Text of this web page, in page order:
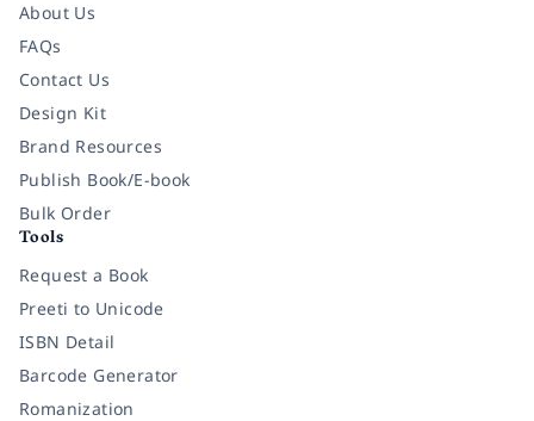
About Us
FAQs
Contact Us
Design Kit
Brand Resources
Publish Book/E-book
Bulk Order
Tools
Request a Book
Preeti to Unicode
ISBN Detail
Barcode Generator
Romanization